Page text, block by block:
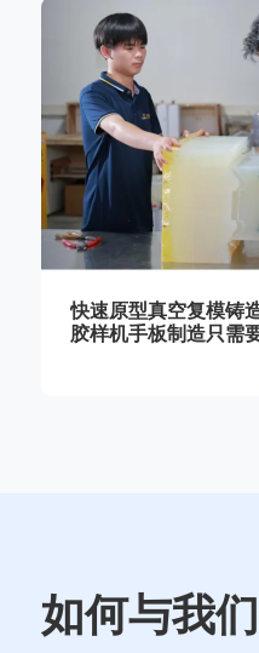
快速原型真空复模铸
胶样机手板制造只需
如何与我